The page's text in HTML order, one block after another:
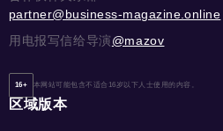
partner@business-magazine.online
用电报写信给导演@mazov
16+ 本网站可能包含不适合16岁以下人士使用的内容。
区域版本